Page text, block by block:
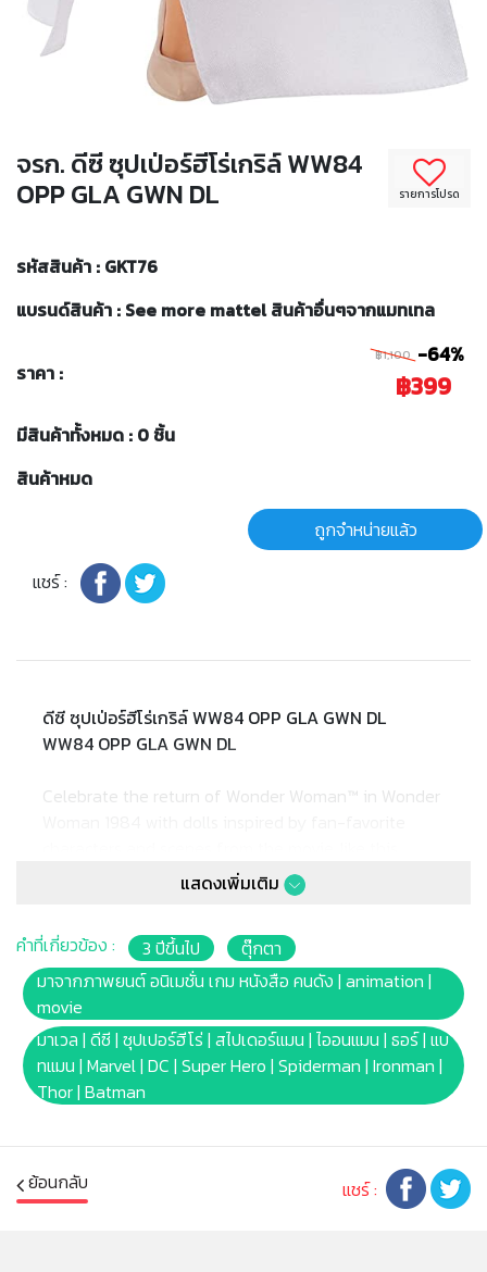
รายการโปรด
จรก. ดีซี ซุปเป่อร์ฮีโร่เกริล์ WW84
OPP GLA GWN DL
รหัสสินค้า : GKT76
แบรนด์สินค้า : See more mattel สินค้าอื่นๆจากแมทเทล
ราคา :
฿1,100 -64%
฿399
มีสินค้าทั้งหมด : 0 ชิ้น
สินค้าหมด
ถูกจำหน่ายแล้ว
แชร์ :
ดีซี ซุปเป่อร์ฮีโร่เกริล์ WW84 OPP GLA GWN DL
WW84 OPP GLA GWN DL
Celebrate the return of Wonder Woman™ in Wonder
Diana Prince™ doll in her gorgeous gala gown. From
Amazon princess to the world's greatest warrior,
living a quiet life as Smithsonian curator Diana
Prince™ in this new chapter of the Wonder Woman™
story. This Diana Prince™ doll looks just like her
onscreen character in her elegant, satiny white
gown with nude shoes a golden cuff bracelet. She
can bend at the shoulders, elbows, hips and knees
for powerful posing -- perfect for displays, fashion
characters to build out the world and create their
own super-heroic stories! Each sold separately,
แสดงเพิ่มเติม
คำที่เกี่ยวข้อง : 3 ปีขึ้นไป
ตุ๊กตา
มาจากภาพยนต์ อนิเมชั่น เกม หนังสือ คนดัง | animation |
movie
มาเวล | ดีซี | ซุปเปอร์ฮีโร่ | สไปเดอร์แมน | ไออนแมน | ธอร์ | แบ
ทแมน | Marvel | DC | Super Hero | Spiderman | Ironman |
Thor | Batman
ย้อนกลับ แชร์ :